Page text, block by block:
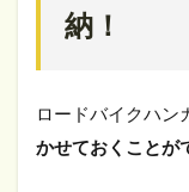
納！
ロードバイクハン
かせておくことが